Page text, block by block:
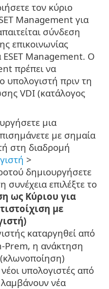
τον κύριο
Management για
σύνδεση
επικοινωνίας
ESET Management. Ο
πρέπει να
υπολογιστή πριν τη
VDI (κατάλογος
μια
με σημαία
στη διαδρομή
>
δημιουργήσετε
επιλέξτε το
ως Κύριου για
με
καταργηθεί από
Prem, η ανάκτηση
υπολογιστές από
νέα